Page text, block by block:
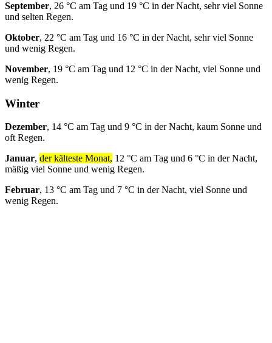
September, 26 °C am Tag und 19 °C in der Nacht, sehr viel Sonne
und selten Regen.
Oktober, 22 °C am Tag und 16 °C in der Nacht, sehr viel Sonne
und wenig Regen.
November, 19 °C am Tag und 12 °C in der Nacht, viel Sonne und
wenig Regen.
Winter
Dezember, 14 °C am Tag und 9 °C in der Nacht, kaum Sonne und
oft Regen.
Januar, der kälteste Monat, 12 °C am Tag und 6 °C in der Nacht,
mäßig viel Sonne und wenig Regen.
Februar, 13 °C am Tag und 7 °C in der Nacht, viel Sonne und
wenig Regen.